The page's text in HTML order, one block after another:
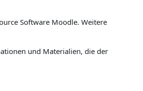
Software Moodle. Weitere
und Materialien, die der